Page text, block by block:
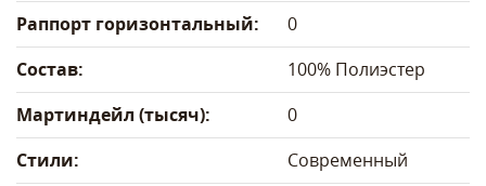
Раппорт горизонтальный:
0
Состав:
100% Полиэстер
Мартиндейл (тысяч):
0
Стили:
Современный